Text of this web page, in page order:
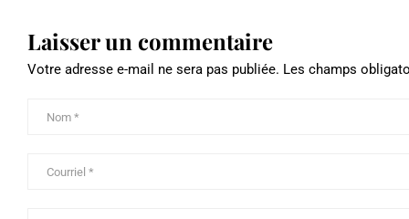
Laisser un commentaire
Votre adresse e-mail ne sera pas publiée. Les champs